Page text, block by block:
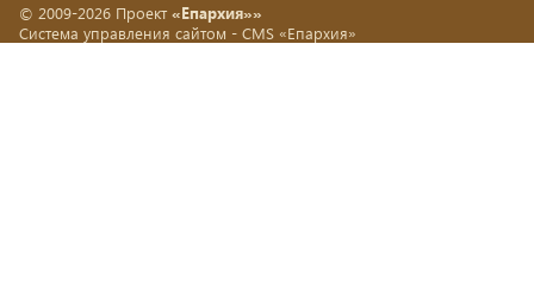
© 2009-2026 Проект «Епархия»»
Система управления сайтом - CMS «Епархия»